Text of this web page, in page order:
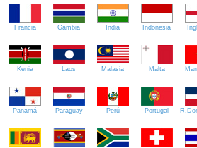
Francia Gambia India Indonesia
Kenia Laos Malasia Malta
Panamá Paraguay Perú Portugal